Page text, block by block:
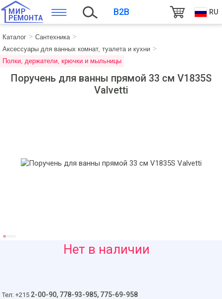
МИР
РЕМОНТА
B2B RU
Каталог
Сантехника
Аксессуары для ванных комнат, туалета и кухни
Полки, держатели, крючки и мыльницы
Поручень для ванны прямой 33 см V1835S
Valvetti
Нет в наличии
Тел: +215 2-00-90, 778-93-985, 775-69-958